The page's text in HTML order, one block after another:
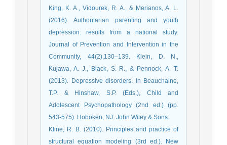
King, K. A., Vidourek, R. A., & Merianos, A. L.
(2016). Authoritarian parenting and youth
depression: results from a national study.
Journal of Prevention and Intervention in the
Community, 44(2),130–139. Klein, D. N.,
Kujawa, A. J., Black, S. R., & Pennock, A. T.
(2013). Depressive disorders. In Beauchaine,
T.P. & Hinshaw, S.P. (Eds.), Child and
Adolescent Psychopathology (2nd ed.) (pp.
543-575). Hoboken, NJ: John Wiley & Sons.
Kline, R. B. (2010). Principles and practice of
structural equation modeling (3rd ed.). New